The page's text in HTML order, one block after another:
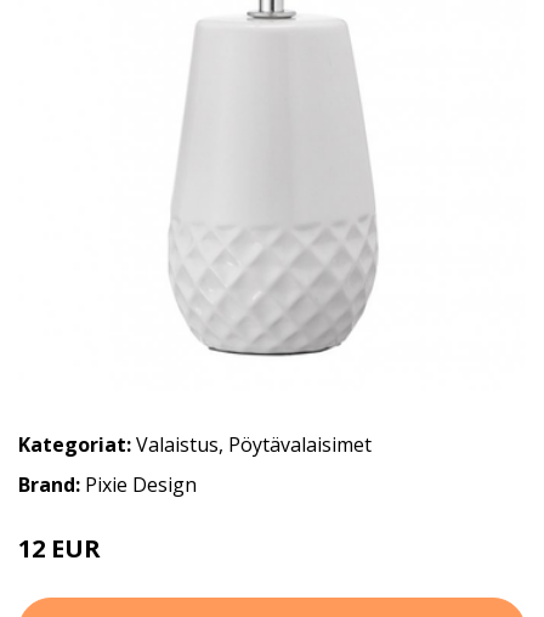
Kategoriat:Valaistus, Pöytävalaisimet
Brand: Pixie Design
12 EUR